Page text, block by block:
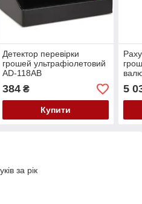
Детектор перевірки
грошей ультрафіолетовий
AD-118AB
384₴
Купити
5
за рік